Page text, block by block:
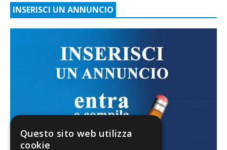
INSERISCI UN ANNUNCIO
Questo sito web utilizza
cookie